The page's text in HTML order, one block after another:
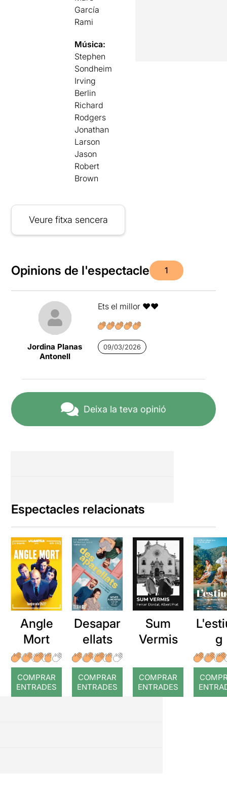
García
Rami
Música:
Stephen
Sondheim
Irving
Berlin
Richard
Rodgers
Jonathan
Larson
Jason
Robert
Brown
Veure fitxa sencera
Opinions de l'espectacle 1
Jordina Planas
Antonell
Ets el millor ❤️❤️
09/03/2026
Deixa la teva opinió
Espectacles relacionats
Angle
Mort
COMPRAR
ENTRADES
Desapar
ellats
COMPRAR
ENTRADES
Sum
Vermis
COMPRAR
ENTRADES
g